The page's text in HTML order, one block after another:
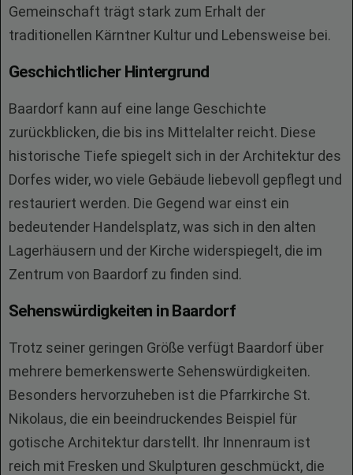
Gemeinschaft trägt stark zum Erhalt der
traditionellen Kärntner Kultur und Lebensweise bei.
Geschichtlicher Hintergrund
Baardorf kann auf eine lange Geschichte
zurückblicken, die bis ins Mittelalter reicht. Diese
historische Tiefe spiegelt sich in der Architektur des
Dorfes wider, wo viele Gebäude liebevoll gepflegt und
restauriert werden. Die Gegend war einst ein
bedeutender Handelsplatz, was sich in den alten
Lagerhäusern und der Kirche widerspiegelt, die im
Zentrum von Baardorf zu finden sind.
Sehenswürdigkeiten in Baardorf
Trotz seiner geringen Größe verfügt Baardorf über
mehrere bemerkenswerte Sehenswürdigkeiten.
Besonders hervorzuheben ist die Pfarrkirche St.
Nikolaus, die ein beeindruckendes Beispiel für
gotische Architektur darstellt. Ihr Innenraum ist
reich mit Fresken und Skulpturen geschmückt, die